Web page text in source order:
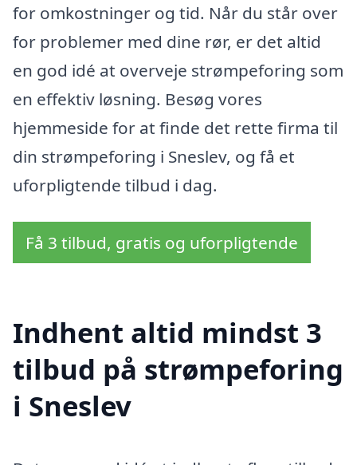
for omkostninger og tid. Når du står over
for problemer med dine rør, er det altid
en god idé at overveje strømpeforing som
en effektiv løsning. Besøg vores
hjemmeside for at finde det rette firma til
din strømpeforing i Sneslev, og få et
uforpligtende tilbud i dag.
Få 3 tilbud, gratis og uforpligtende
Indhent altid mindst 3
tilbud på strømpeforing
i Sneslev